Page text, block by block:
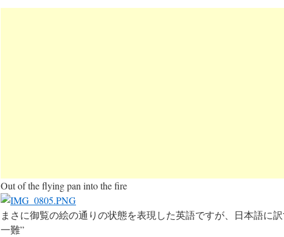
Out of the flying pan into the fire
まさに御覧の絵の通りの状態を表現した英語ですが、日本語に訳
一難”